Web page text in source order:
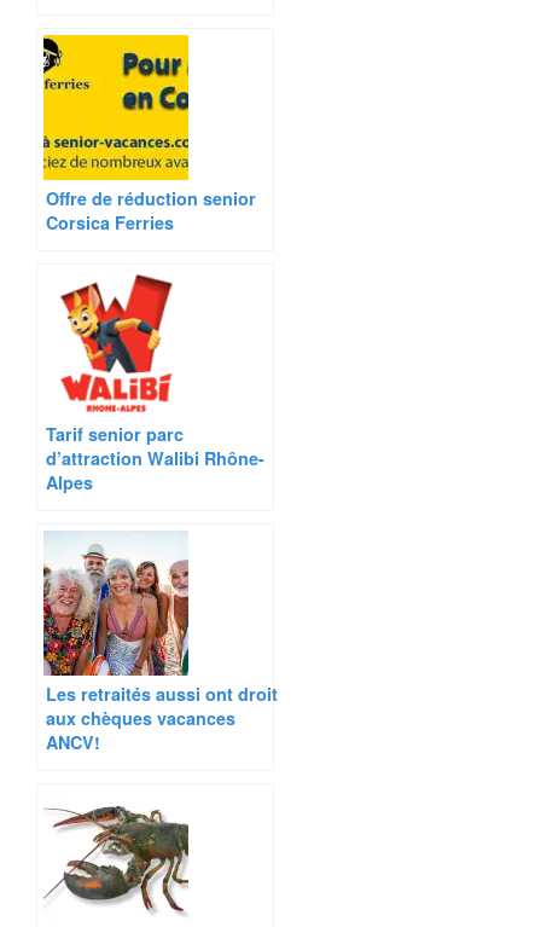
Offre de réduction senior
Corsica Ferries
Tarif senior parc
d’attraction Walibi Rhône-
Alpes
Les retraités aussi ont droit
aux chèques vacances
ANCV!